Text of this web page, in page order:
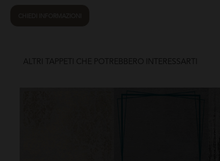
ALTRI TAPPETI CHE POTREBBERO INTERESSARTI